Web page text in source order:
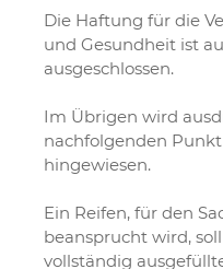
Die Haftung für die
und Gesundheit ist
ausgeschlossen.
Im Übrigen wird
nachfolgenden
hingewiesen.
Ein Reifen, für den
beansprucht wird,
vollständig